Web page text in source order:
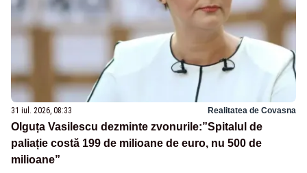
31 iul. 2026, 08:33 Realitatea de Covasna
Olguța Vasilescu dezminte zvonurile:”Spitalul de
paliație costă 199 de milioane de euro, nu 500 de
milioane”